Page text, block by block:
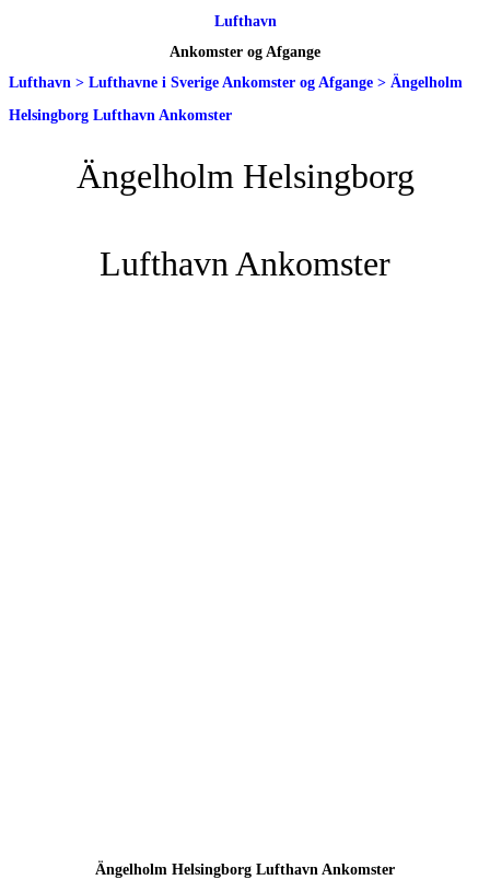
Lufthavn
Ankomster og Afgange
Lufthavn > Lufthavne i Sverige Ankomster og Afgange > Ängelholm
Helsingborg Lufthavn Ankomster
Ängelholm Helsingborg
Lufthavn Ankomster
Ängelholm Helsingborg Lufthavn Ankomster